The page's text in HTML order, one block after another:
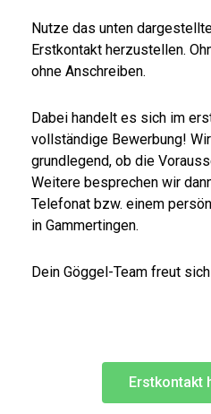
Nutze das unten
Erstkontakt herzustellen.
ohne Anschreiben.
Dabei handelt es sich im
vollständige Bewerbung!
grundlegend, ob die
Weitere besprechen wir
Telefonat bzw. einem
in Gammertingen.
Dein Göggel-Team freut
Erstkontakt